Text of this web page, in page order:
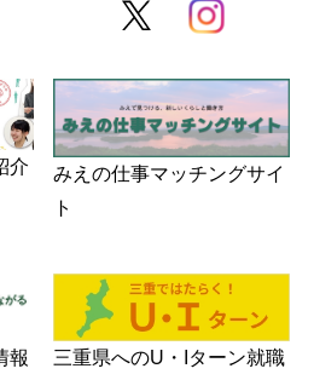
介
みえの仕事マッチングサイ
ト
報
三重県へのU・Iターン就職